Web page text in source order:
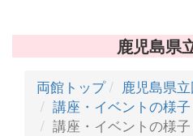
鹿児島県
両館トップ
鹿児島県
講座・イベントの様子
講座・イベントの様子